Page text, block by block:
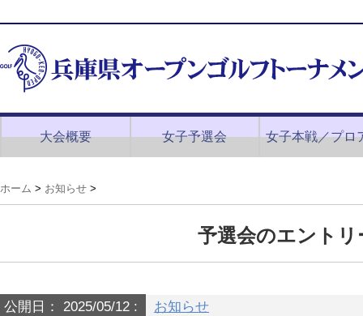
大会概要 女子予選会 女子本戦／プロ
ホーム > お知らせ >
予選会のエント
公開日： 2025/05/12 : お知らせ